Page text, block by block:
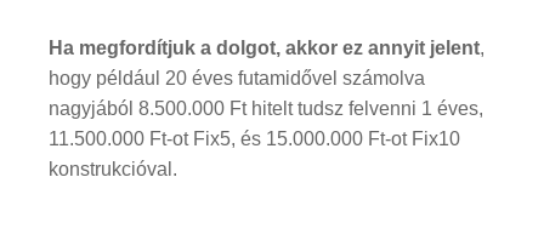
Ha megfordítjuk a dolgot, akkor ez annyit jelent,
hogy például 20 éves futamidővel számolva
nagyjából 8.500.000 Ft hitelt tudsz felvenni 1 éves,
11.500.000 Ft-ot Fix5, és 15.000.000 Ft-ot Fix10
konstrukcióval.